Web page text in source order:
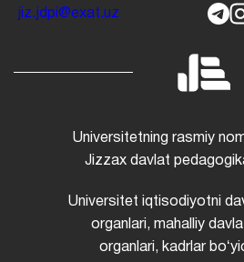
jiz.jdpi@exat.uz
Universitetning rasmiy
Jizzax davlat
Universitet iqtisodiyotni
organlari, mahalliy
organlari, kadrlar